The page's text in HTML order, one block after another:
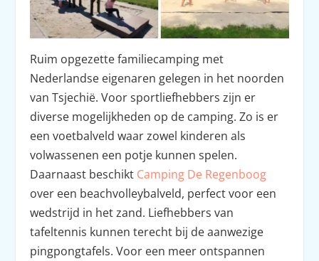
Ruim opgezette familiecamping met
Nederlandse eigenaren gelegen in het noorden
van Tsjechië. Voor sportliefhebbers zijn er
diverse mogelijkheden op de camping. Zo is er
een voetbalveld waar zowel kinderen als
volwassenen een potje kunnen spelen.
Daarnaast beschikt Camping De Regenboog
over een beachvolleybalveld, perfect voor een
wedstrijd in het zand. Liefhebbers van
tafeltennis kunnen terecht bij de aanwezige
pingpongtafels. Voor een meer ontspannen